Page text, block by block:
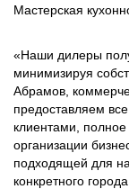
Мастерская
«Наши дилеры
минимизируя
Абрамов,
предоставляем
клиентами,
организации
подходящей для
конкретного